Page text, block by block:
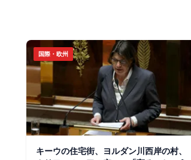
国際・欧州
キーウの住宅街、ヨルダン川西岸の村、